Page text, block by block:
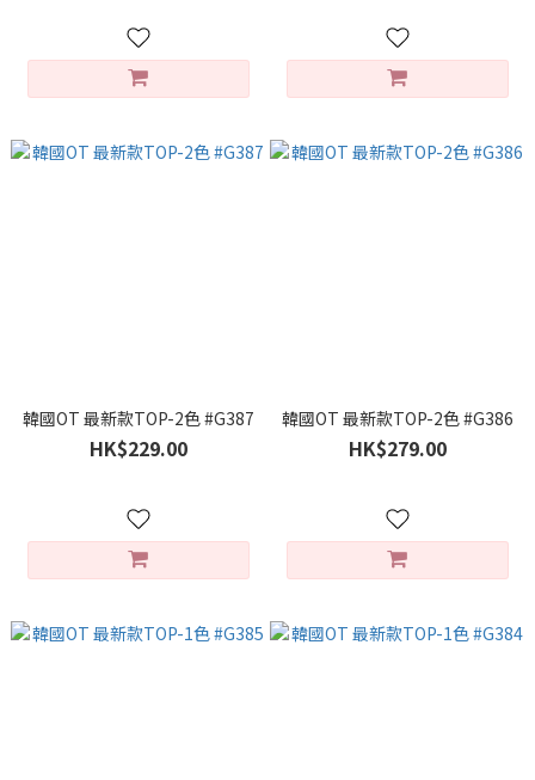
韓國OT 最新款TOP-2色 #G387
HK$229.00
韓國OT 最新款TOP-2色 #G386
HK$279.00